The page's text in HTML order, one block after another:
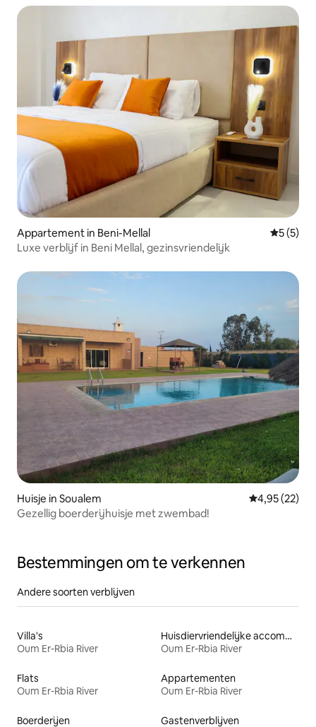
Appartement in Beni-Mellal
5 (5)
Luxe verblijf in Beni Mellal, gezinsvriendelijk
Huisje in Soualem Gemiddelde
4,95 (22)
Gezellig boerderijhuisje met zwembad!
Bestemmingen om te verkennen
Andere soorten verblijven
Villa's
Oum Er-Rbia River
Huisdiervriendelijke accommodaties
Oum Er-Rbia River
Flats
Oum Er-Rbia River
Appartementen
Oum Er-Rbia River
Boerderijen Gastenverblijven